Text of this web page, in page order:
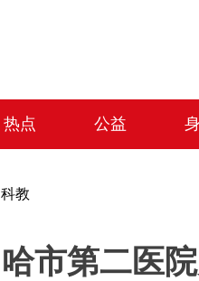
热点 公益
科教
哈市第二医